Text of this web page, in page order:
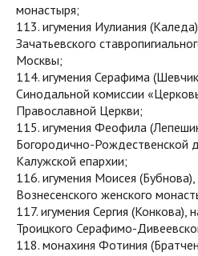
монастыря;
113. игумения Иулиания
Зачатьевского
Москвы;
114. игумения Серафима
Синодальной комиссии
Православной Церкви;
115. игумения Феофила
Богородично-Рождественской
Калужской епархии;
116. игумения Моисея
Вознесенского женского
117. игумения Сергия (Конкова),
Троицкого Серафимо-
118. монахиня Фотиния